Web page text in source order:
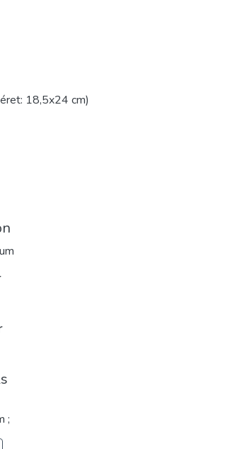
18,5x24 cm)
;